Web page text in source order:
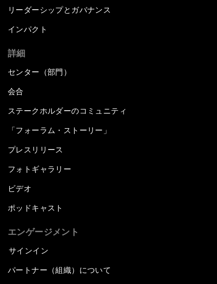
リーダーシップとガバナンス
インパクト
詳細
センター（部門）
会合
ステークホルダーのコミュニティ
「フォーラム・ストーリー」
プレスリリース
フォトギャラリー
ビデオ
ポッドキャスト
エンゲージメント
サインイン
パートナー（組織）について